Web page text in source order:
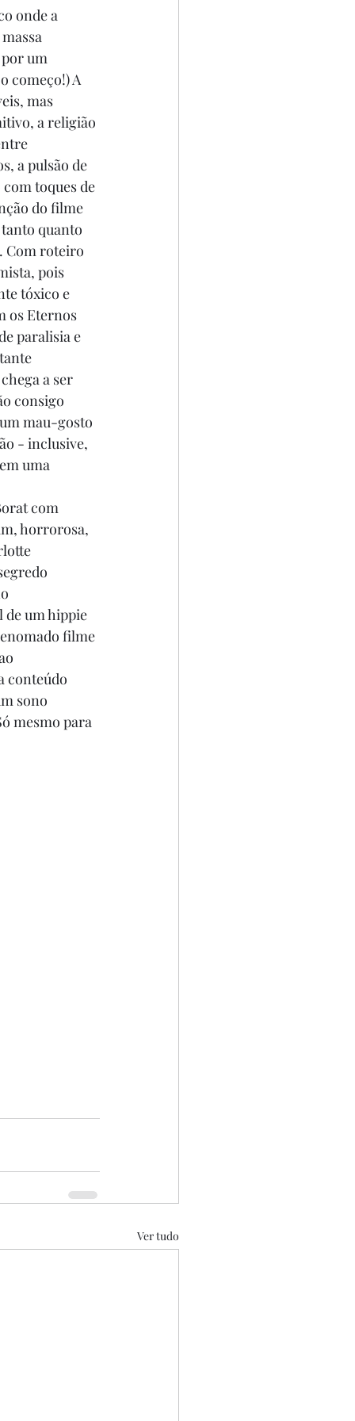
onde a
um
começo!) A
mas
a religião
a pulsão de
toques de
do filme
quanto
Com roteiro
pois
tóxico e
os Eternos
paralisia e
a ser
consigo
mau-gosto
- inclusive,
uma
com
horrorosa,
de um hippie
filme
conteúdo
sono
mesmo para
Ver tudo